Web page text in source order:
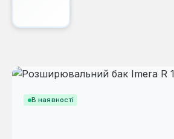
В наявності
Пропустити галерею зображень